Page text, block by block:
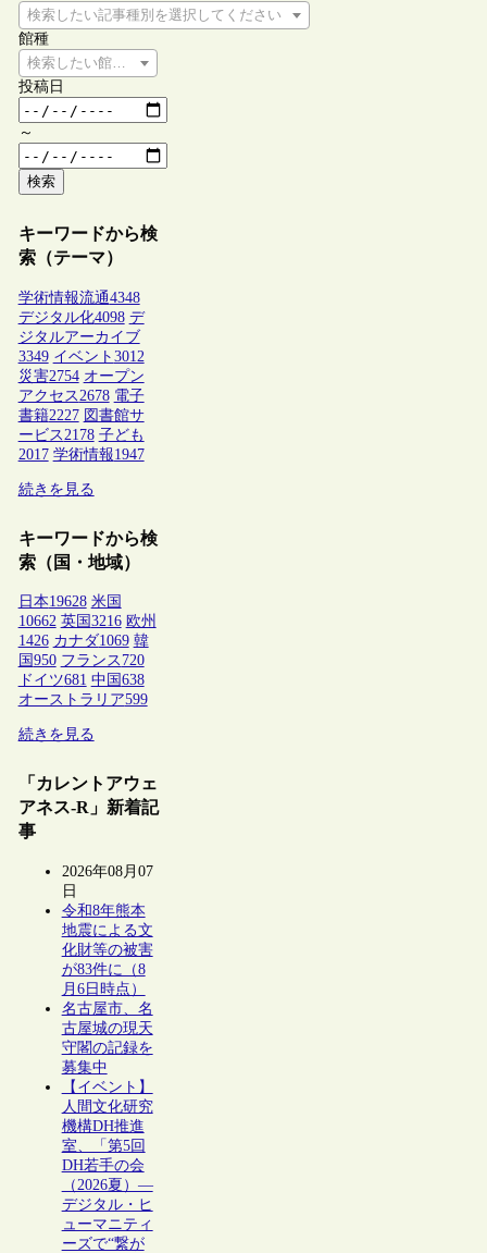
検索したい記事種別を選択してください
館種
検索したい館種を選択してください
投稿日
～
検索
キーワードから検
索（テーマ）
学術情報流通4348
デジタル化4098 デ
ジタルアーカイブ
3349 イベント 3012
災害2754 オープン
アクセス 2678 電子
書籍2227 図書館サ
ービス 2178 子ども
2017 学術情報1947
続きを見る
キーワードから検
索（国・地域）
日本19628 米国
10662 英国 3216 欧州
1426 カナダ1069 韓
国 950 フランス 720
ドイツ681 中国 638
オーストラリア599
続きを見る
「カレントアウェ
アネス-R」新着記
事
2026年08月07
日
令和8年熊本
地震による文
化財等の被害
が83件に（8
月6日時点）
名古屋市、名
古屋城の現天
守閣の記録を
募集中
【イベント】
人間文化研究
機構DH推進
室、「第5回
DH若手の会
（2026夏）―
デジタル・ヒ
ューマニティ
ーズで“繋が